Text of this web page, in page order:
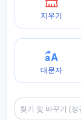
지우기
대문자